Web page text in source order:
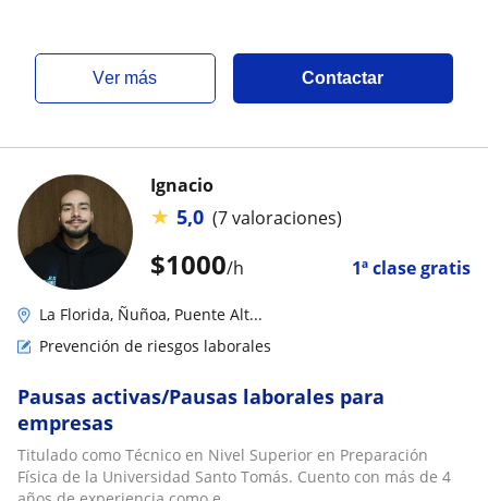
ver más Contactar
$1000/h 1ª clase gratis
Ignacio
★ 5,0 (7 valoraciones)
La Florida, Ñuñoa, Puente Alt...
Prevención de riesgos laborales
Pausas activas/Pausas laborales para
empresas
Titulado como Técnico en Nivel Superior en Preparación
Física de la Universidad Santo Tomás. Cuento con más de 4